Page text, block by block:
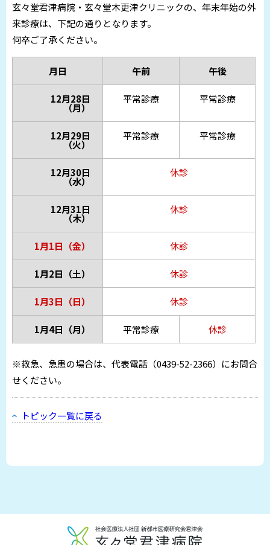
玄々堂君津病院・玄々堂木更津クリニックの、年末年始の外
来診療は、下記の通りとなります。
何卒ご了承ください。
月日 午前 午後
12月28日
（月）
平常診療 平常診療
12月29日
（火）
平常診療 平常診療
12月30日
（水）
休診
12月31日
（木）
休診
1月1日（金） 休診
1月2日（土） 休診
1月3日（日） 休診
1月4日（月） 平常診療 休診
※救急、急患の場合は、代表電話（0439-52-2366）にお問合
せください。
トピック一覧に戻る